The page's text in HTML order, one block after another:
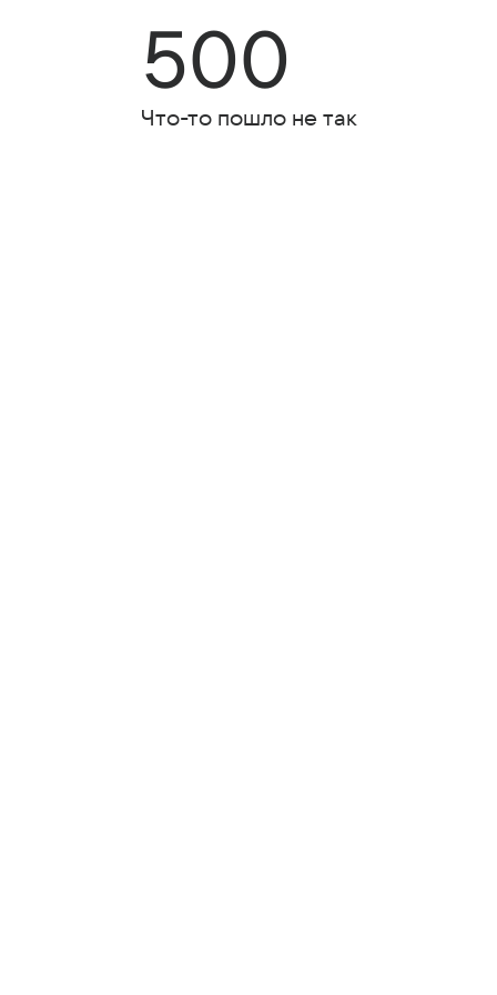
500
Что-то пошло не так